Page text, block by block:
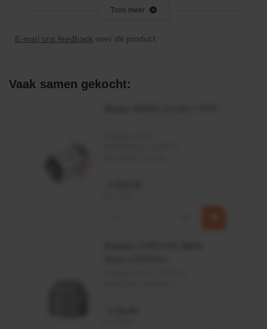
Toepassingsgebied:
Toon meer
E-mail ons feedback over dit product.
Vaak samen gekocht: